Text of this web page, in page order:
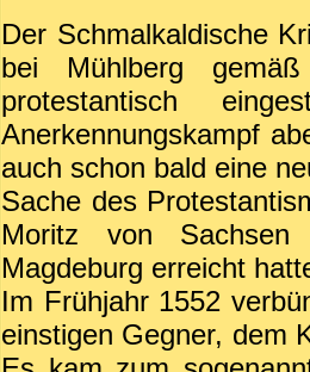
Der Schmalkaldische
bei Mühlberg
protestantisch
Anerkennungskampf
auch schon bald eine
Sache des
Moritz von Sachsen
Magdeburg erreicht
Im Frühjahr 1552
einstigen Gegner, dem